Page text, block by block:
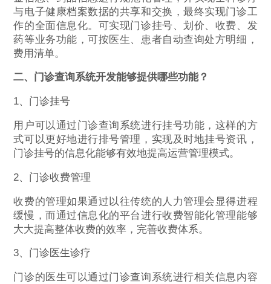
与电子健康档案数据的共享和交换，最终实现门诊工
作的全面信息化。可实现门诊挂号、划价、收费、发
药等业务功能，可按医生、患者自动查询处方明细，
费用清单。
二、门诊查询系统开发能够提供哪些功能？
1、门诊挂号
用户可以通过门诊查询系统进行挂号功能，这样的方
式可以更好地进行排号管理，实现及时地挂号资讯，
门诊挂号的信息化能够有效地提高运营管理模式。
2、门诊收费管理
收费的管理如果通过以往传统的人力管理会显得进程
缓慢，而通过信息化的平台进行收费智能化管理能够
大大提高整体收费的效率，完善收费体系。
3、门诊医生诊疗
门诊的医生可以通过门诊查询系统进行相关信息内容